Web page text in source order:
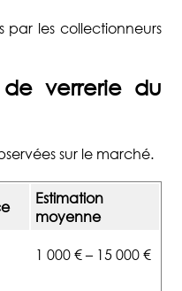
par les collectionneurs
verrerie du
sur le marché.
Estimation
moyenne
1 000 € – 15 000 €